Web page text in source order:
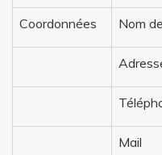
Coordonnées Nom
Mail